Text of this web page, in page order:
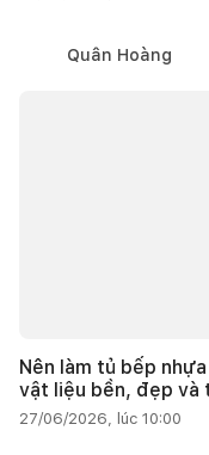
Quân Hoàng
Nên làm tủ bếp
vật liệu bền, đẹp và
27/06/2026, lúc 10:00